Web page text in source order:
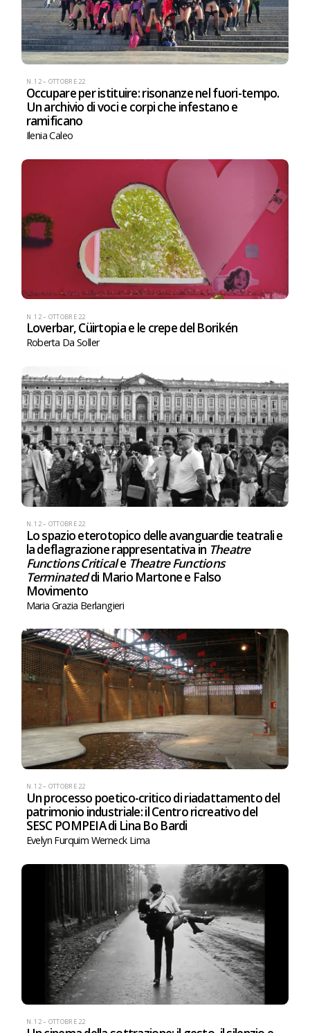
N. 12 – OTTOBRE 22
Occupare per istituire: risonanze nel fuori-tempo.
Un archivio di voci e corpi che infestano e
ramificano
Ilenia Caleo
N. 12 – OTTOBRE 22
Loverbar, Cüirtopia e le crepe del Borikén
Roberta Da Soller
N. 12 – OTTOBRE 22
Lo spazio eterotopico delle avanguardie teatrali e
la deflagrazione rappresentativa in Theatre
Functions Criticale Theatre Functions
Terminateddi Mario Martone e Falso
Movimento
Maria Grazia Berlangieri
N. 12 – OTTOBRE 22
Un processo poetico-critico di riadattamento del
patrimonio industriale: il Centro ricreativo del
SESC POMPEIA di Lina Bo Bardi
Evelyn Furquim Werneck Lima
N. 12 – OTTOBRE 22